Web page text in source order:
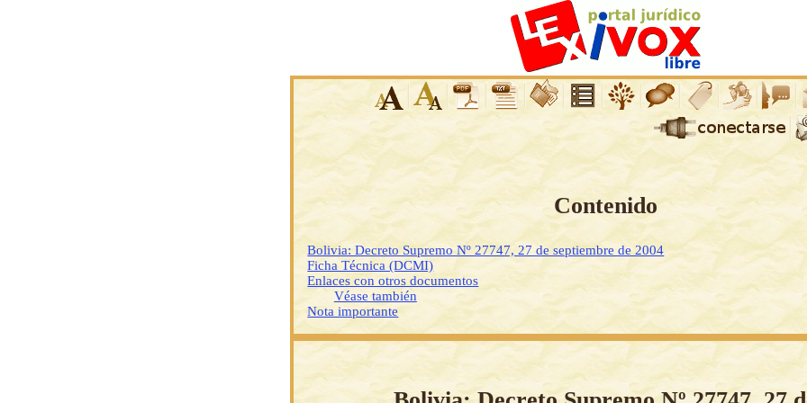
Contenido
Bolivia: Decreto Supremo Nº 27747, 27 de septiembre de 2004
Ficha Técnica (DCMI)
Enlaces con otros documentos
Véase también
Nota importante